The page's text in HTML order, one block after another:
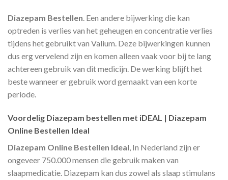
Diazepam Bestellen. Een andere bijwerking die kan
optreden is verlies van het geheugen en concentratie verlies
tijdens het gebruikt van Valium. Deze bijwerkingen kunnen
dus erg vervelend zijn en komen alleen vaak voor bij te lang
achtereen gebruik van dit medicijn. De werking blijft het
beste wanneer er gebruik word gemaakt van een korte
periode.
Voordelig Diazepam bestellen met iDEAL | Diazepam
Online Bestellen Ideal
Diazepam Online Bestellen Ideal, In Nederland zijn er
ongeveer 750.000 mensen die gebruik maken van
slaapmedicatie. Diazepam kan dus zowel als slaap stimulans